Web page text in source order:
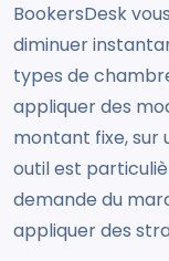
BookersDesk
diminuer
types de
appliquer des
montant fixe, sur
outil est
demande du
appliquer des